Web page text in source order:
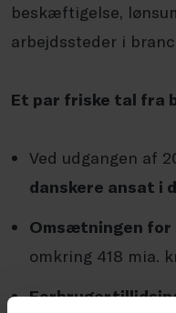
beskæftigelse,
arbejdssteder i
Et par friske tal fra
Ved udgangen af
danskere ansat i
Omsætningen for
omkring 418 mia.